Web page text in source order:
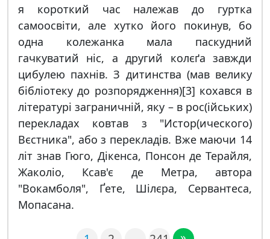
я короткий час належав до гуртка
самоосвіти, але хутко його покинув, бо
одна колежанка мала паскудний
гачкуватий ніс, а другий колєґа завжди
цибулею пахнів. З дитинства (мав велику
бібліотеку до розпорядження)[3] кохався в
літературі заграничній, яку – в рос(ійських)
перекладах ковтав з "Истор(ического)
Вєстника", або з перекладів. Вже маючи 14
літ знав Гюго, Дікенса, Понсон де Терайля,
Жаколіо, Ксав'є де Метра, автора
"Вокамболя", Ґете, Шілєра, Сервантеса,
Мопасана.